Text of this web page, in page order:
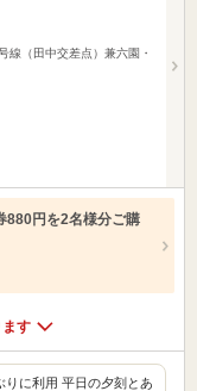
線（田中交差点）兼六園・
880円を2名様分ご購
す
りに利用 平日の夕刻とあ